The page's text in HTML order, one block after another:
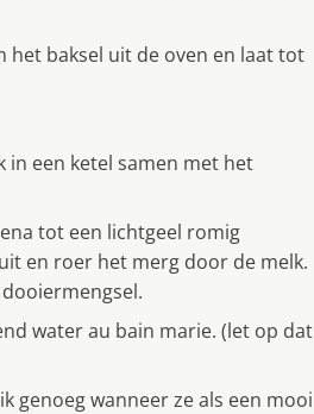
het baksel uit de oven en laat tot
in een ketel samen met het
tot een lichtgeel romig
en roer het merg door de melk.
water au bain marie. (let op dat
genoeg wanneer ze als een mooi